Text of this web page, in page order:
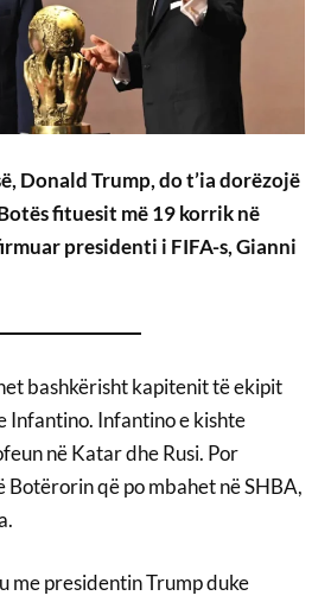
Donald Trump, do t’ia dorëzojë
fituesit më 19 korrik në
presidenti i FIFA-s, Gianni
bashkërisht kapitenit të ekipit
Infantino. Infantino e kishte
në Katar dhe Rusi. Por
Botërorin që po mbahet në SHBA,
me presidentin Trump duke